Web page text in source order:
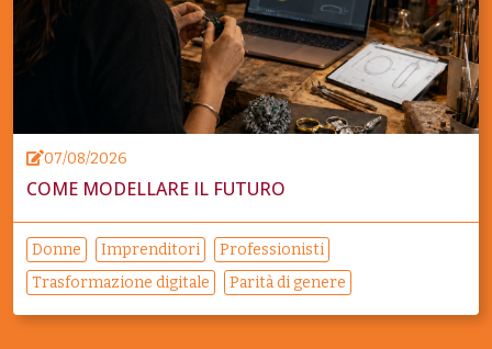
07/08/2026
COME MODELLARE IL FUTURO
Donne Imprenditori
Professionisti
Trasformazione digitale
Parità di genere